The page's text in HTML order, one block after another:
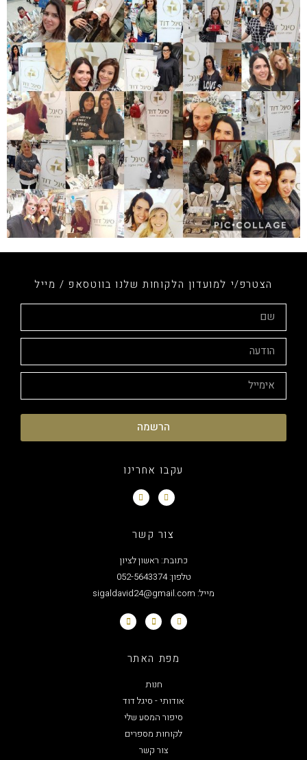
הצטרפ/י למועדון הלקוחות שלנו בווטסאפ / מייל
הרשמה
עקבו אחרינו
צור קשר
כתובת: ראשון לציון
טלפון: 052-5643374
מייל: sigaldavid24@gmail.com
מפת האתר
חנות
אודותי - סיגל דוד
סיפור המסע שלי
לקוחות מספרים
צור קשר